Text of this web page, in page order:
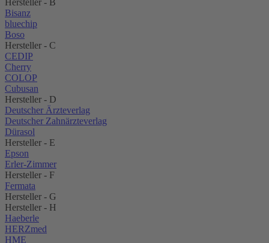
Hersteller - B
Bisanz
bluechip
Boso
Hersteller - C
CEDIP
Cherry
COLOP
Cubusan
Hersteller - D
Deutscher Ärzteverlag
Deutscher Zahnärzteverlag
Dürasol
Hersteller - E
Epson
Erler-Zimmer
Hersteller - F
Fermata
Hersteller - G
Hersteller - H
Haeberle
HERZmed
HME